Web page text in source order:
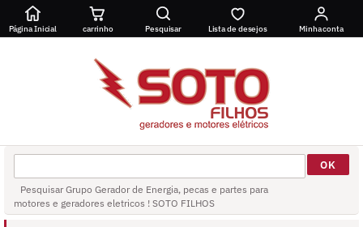
Página Inicial carrinho Pesquisar Lista de desejos Minha conta
Pesquisar Grupo Gerador de Energia, pecas e partes para
motores e geradores eletricos ! SOTO FILHOS